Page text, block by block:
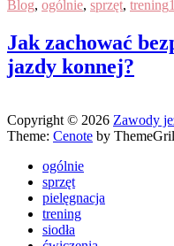
Blog, ogólnie, sprzęt, trening
Jak zachować
jazdy konnej?
Copyright © 2026 Zawody
Theme: Cenote by
ogólnie
sprzęt
pielęgnacja
trening
siodła